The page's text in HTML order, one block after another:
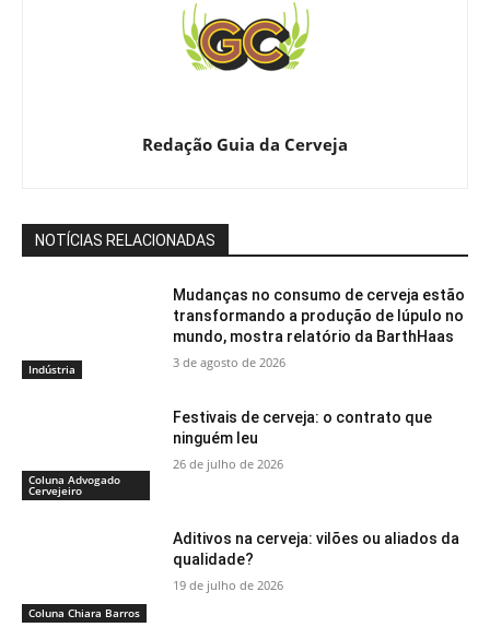
Redação Guia da Cerveja
NOTÍCIAS RELACIONADAS
Indústria
Mudanças no consumo de cerveja estão
transformando a produção de lúpulo no
mundo, mostra relatório da BarthHaas
3 de agosto de 2026
Coluna Advogado
Cervejeiro
Festivais de cerveja: o contrato que
ninguém leu
26 de julho de 2026
Coluna Chiara Barros
Aditivos na cerveja: vilões ou aliados da
qualidade?
19 de julho de 2026